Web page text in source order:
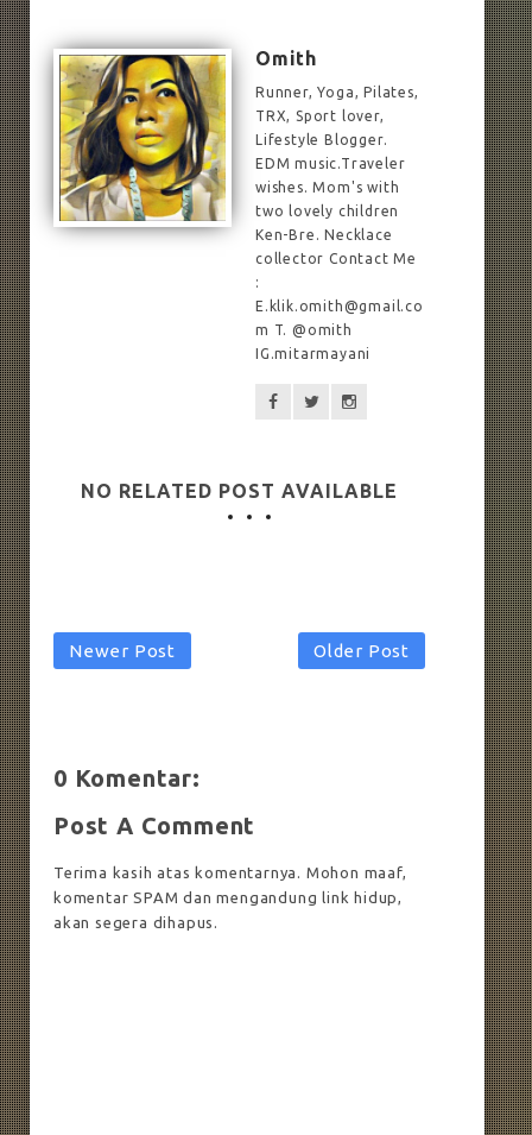
Omith
Runner, Yoga, Pilates,
TRX, Sport lover,
Lifestyle Blogger.
EDM music.Traveler
wishes. Mom's with
two lovely children
Ken-Bre. Necklace
collector Contact Me
:
E.klik.omith@gmail.co
m T. @omith
IG.mitarmayani
NO RELATED POST AVAILABLE
Newer Post Older Post
0 Komentar:
Post A Comment
Terima kasih atas komentarnya. Mohon maaf,
komentar SPAM dan mengandung link hidup,
akan segera dihapus.